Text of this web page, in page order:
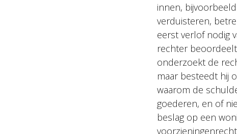
innen,
verduisteren,
eerst verlof nodig
rechter beoordeelt
onderzoekt de
maar besteedt hij
waarom de
goederen, en of
beslag op een